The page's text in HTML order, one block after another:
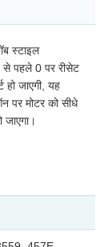
स्टाइल
से पहले 0 पर रीसेट
हो जाएगी, यह
पर मोटर को सीधे